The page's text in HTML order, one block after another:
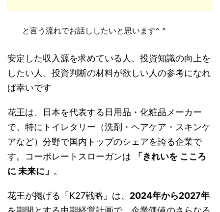
と言う流れでお話ししたいと思います^ ^
安定した収入源を求めている人、投資知識の向上を
したい人、投資判断の材料が欲しい人の参考になれ
ば幸いです
花王は、日本を代表する日用品・化粧品メーカー
で、特にトイレタリー（洗剤・ヘアケア・スキンケ
アなど）分野で国内トップのシェアを誇る企業で
す。コーポレートスローガンは
「きれいを こころ
に 未来に」 。
花王が掲げる「K27戦略」は、 2024年から2027年